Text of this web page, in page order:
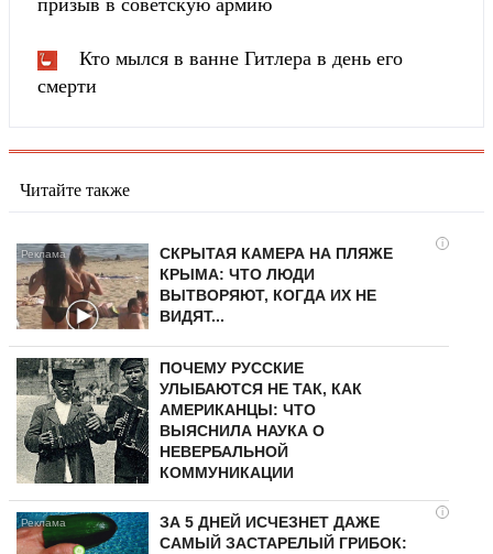
призыв в советскую армию
Кто мылся в ванне Гитлера в день его
смерти
Читайте также
i
СКРЫТАЯ КАМЕРА НА ПЛЯЖЕ
КРЫМА: ЧТО ЛЮДИ
ВЫТВОРЯЮТ, КОГДА ИХ НЕ
ВИДЯТ...
ПОЧЕМУ РУССКИЕ
УЛЫБАЮТСЯ НЕ ТАК, КАК
АМЕРИКАНЦЫ: ЧТО
ВЫЯСНИЛА НАУКА О
НЕВЕРБАЛЬНОЙ
КОММУНИКАЦИИ
i
ЗА 5 ДНЕЙ ИСЧЕЗНЕТ ДАЖЕ
САМЫЙ ЗАСТАРЕЛЫЙ ГРИБОК: